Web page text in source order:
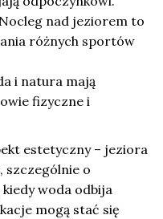
Nocleg nad jeziorem to
różnych sportów
i natura mają
fizyczne i
estetyczny – jeziora
szczególnie o
woda odbija
mogą stać się